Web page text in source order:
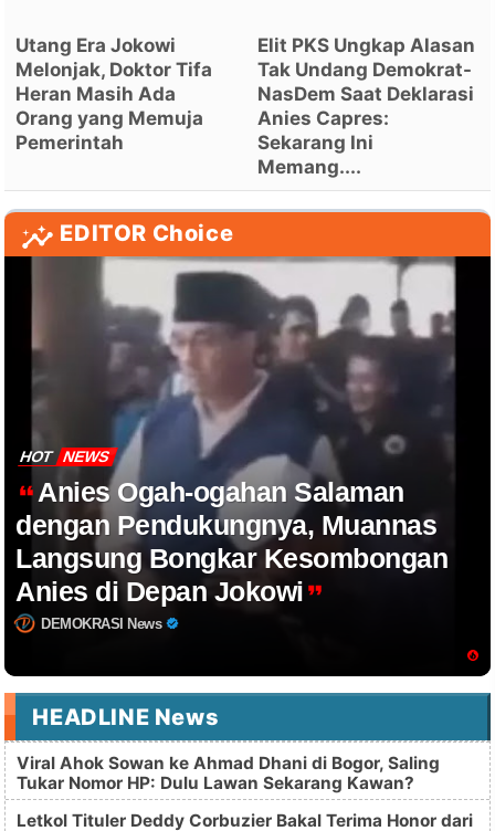
Utang Era Jokowi
Melonjak, Doktor Tifa
Heran Masih Ada
Orang yang Memuja
Pemerintah
Elit PKS Ungkap Alasan
Tak Undang Demokrat-
NasDem Saat Deklarasi
Anies Capres:
Sekarang Ini
Memang....
EDITOR Choice
HOT NEWS
Anies Ogah-ogahan Salaman
dengan Pendukungnya, Muannas
Langsung Bongkar Kesombongan
Anies di Depan Jokowi
DEMOKRASI News
HEADLINE News
Viral Ahok Sowan ke Ahmad Dhani di Bogor, Saling
Tukar Nomor HP: Dulu Lawan Sekarang Kawan?
Letkol Tituler Deddy Corbuzier Bakal Terima Honor dari